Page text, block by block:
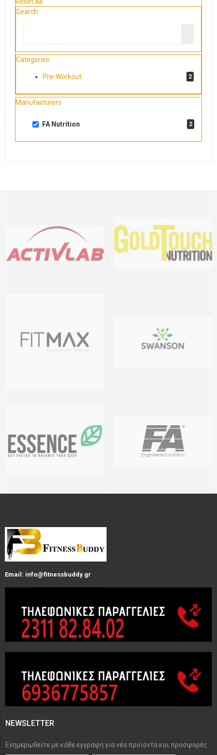
Reset All
Search
Categories
Pre-Workout 2
Manufacturers
FA Nutrition 2
Email: info@fitnessbuddy.gr
NEWSLETTER
Ενημερωθείτε με κάθε εγγραφη για νέα προϊόντα και προσφορές.